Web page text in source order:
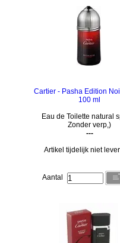
Cartier - Pasha Edition
100 ml
Eau de Toilette natural
Zonder verp,)
---
Artikel tijdelijk niet
Aantal